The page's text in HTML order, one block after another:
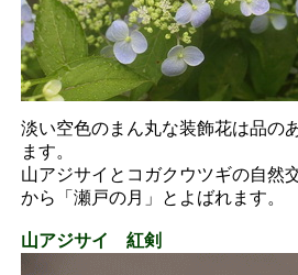
淡い空色のまん丸な装飾花は品の
ます。
山アジサイとコガクウツギの自然
から「瀬戸の月」とよばれます。
山アジサイ 紅剣